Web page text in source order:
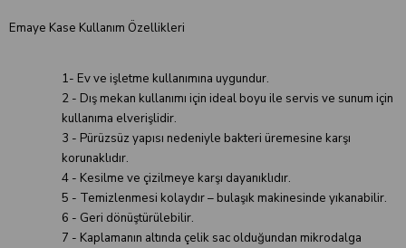
Emaye Kase Kullanım Özellikleri
1- Ev ve işletme kullanımına uygundur.
2 - Dış mekan kullanımı için ideal boyu ile servis ve sunum için
kullanıma elverişlidir.
3 - Pürüzsüz yapısı nedeniyle bakteri üremesine karşı
korunaklıdır.
4 - Kesilme ve çizilmeye karşı dayanıklıdır.
5 - Temizlenmesi kolaydır – bulaşık makinesinde yıkanabilir.
6 - Geri dönüştürülebilir.
7 - Kaplamanın altında çelik sac olduğundan mikrodalga